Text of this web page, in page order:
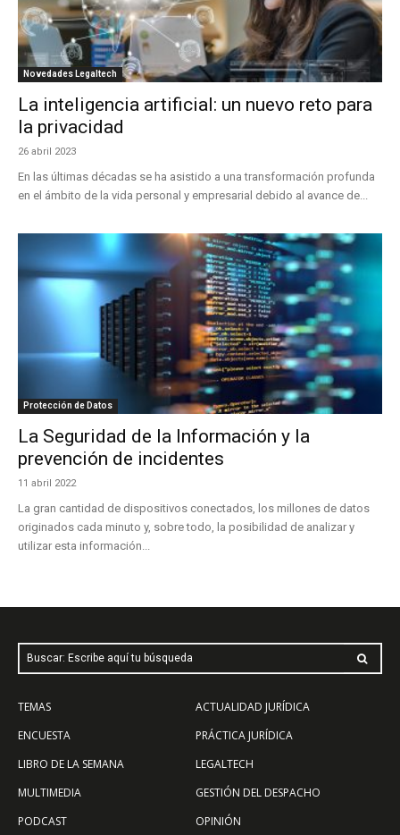
Novedades Legaltech
La inteligencia artificial: un nuevo reto para
la privacidad
26 abril 2023
En las últimas décadas se ha asistido a una transformación profunda
en el ámbito de la vida personal y empresarial debido al avance de...
Protección de Datos
La Seguridad de la Información y la
prevención de incidentes
11 abril 2022
La gran cantidad de dispositivos conectados, los millones de datos
originados cada minuto y, sobre todo, la posibilidad de analizar y
utilizar esta información...
Buscar: Escribe aquí tu búsqueda
TEMAS
ENCUESTA
LIBRO DE LA SEMANA
MULTIMEDIA
PODCAST
ACTUALIDAD JURÍDICA
PRÁCTICA JURÍDICA
LEGALTECH
GESTIÓN DEL DESPACHO
OPINIÓN